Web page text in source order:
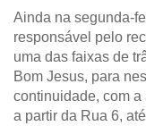
Ainda na segunda-
responsável pelo
uma das faixas de
Bom Jesus, para
continuidade, com
a partir da Rua 6,